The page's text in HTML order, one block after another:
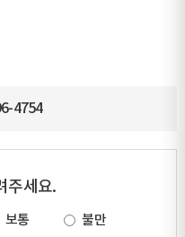
4754
주세요.
보통
불만